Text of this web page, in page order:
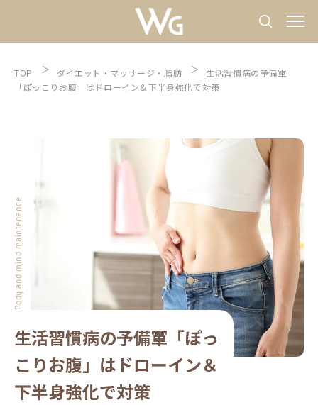
TOP ダイエット マッサージ 脂肪
生活習慣病の予備軍
「ぽっこりお腹」はドローイン＆下半身強化で対策
Body and mind maintenance
生活習慣病の予備軍「ぽっ
こりお腹」はドローイン＆
下半身強化で対策